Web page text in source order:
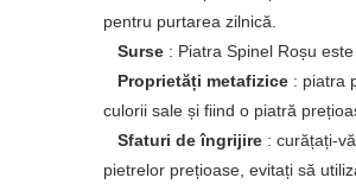
pentru purtarea zilnică.
Surse : Piatra Spinel Roșu
Proprietăți metafizice : piatra
culorii sale și fiind o piatră
Sfaturi de îngrijire : curățați-
pietrelor prețioase, evitați să